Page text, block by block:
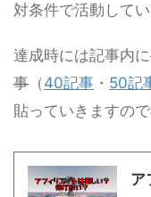
対条件で活動してい
達成時には記事内に
事 （ 40記事 ・ 50記
貼っていきますの
ア